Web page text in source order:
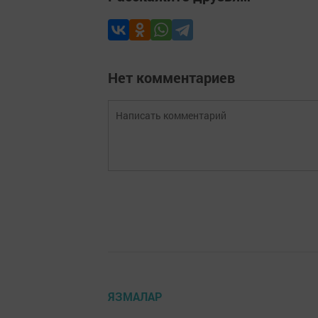
Нет комментариев
ЯЗМАЛАР